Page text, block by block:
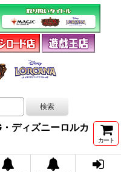
ディズニーロルカ
カート